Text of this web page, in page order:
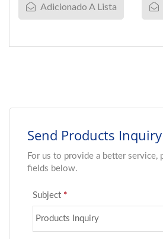
Adicionado A Lista